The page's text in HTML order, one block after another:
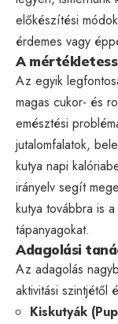
előkészítési
érdemes vagy
A
Az egyik
magas cukor- és
emésztési
jutalomfalatok,
kutya napi
irányelv segít
kutya továbbra is
tápanyagokat.
Adagolási
Az adagolás
aktivitási szintjétől
Kiskutyák